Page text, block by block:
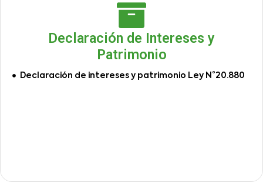
Declaración de Intereses y
Patrimonio
Declaración de intereses y patrimonio Ley N°20.880